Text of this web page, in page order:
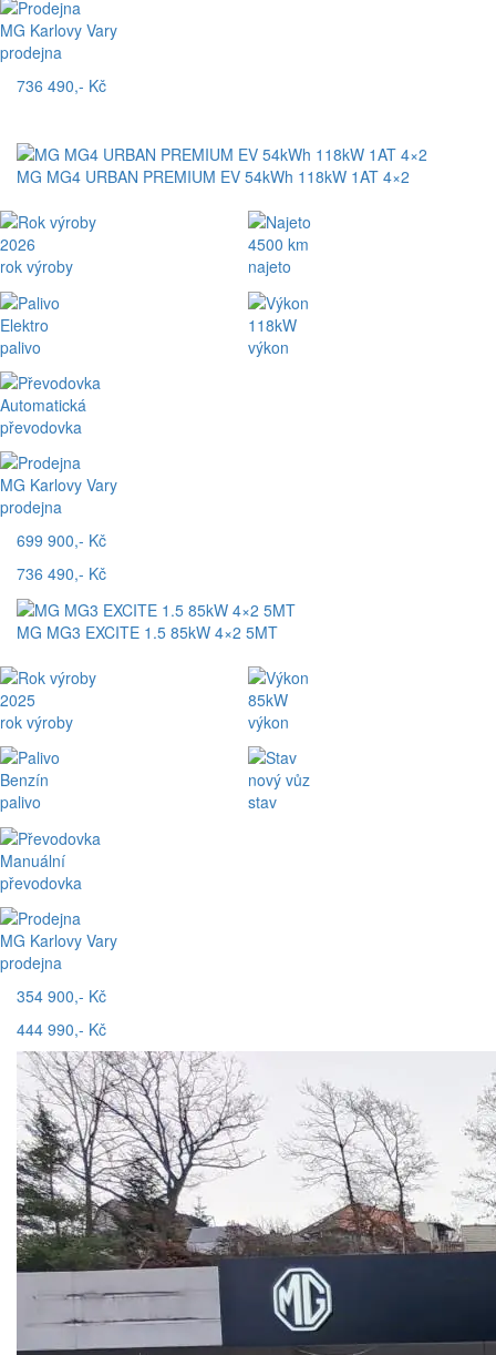
MG Karlovy Vary
prodejna
736 490,- Kč
MG MG4 URBAN PREMIUM EV 54kWh 118kW 1AT 4×2
2026
rok výroby
Elektro
palivo
Automatická
převodovka
MG Karlovy Vary
prodejna
4500 km
najeto
118kW
výkon
699 900,- Kč
736 490,- Kč
MG MG3 EXCITE 1.5 85kW 4×2 5MT
2025
rok výroby
Benzín
palivo
Manuální
převodovka
MG Karlovy Vary
prodejna
85kW
výkon
nový vůz
stav
354 900,- Kč
444 990,- Kč